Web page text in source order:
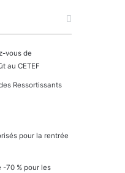
vous de
au CETEF
Ressortissants
pour la rentrée
-70 % pour les